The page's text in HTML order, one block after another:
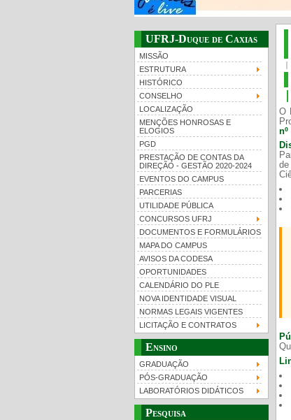
UFRJ-Duque de Caxias
MISSÃO
ESTRUTURA
HISTÓRICO
CONSELHO
LOCALIZAÇÃO
MENÇÕES HONROSAS E
ELOGIOS
PGD
PRESTAÇÃO DE CONTAS DA
DIREÇÃO - GESTÃO 2020-2024
EVENTOS DO CAMPUS
PARCERIAS
UTILIDADE PÚBLICA
CONCURSOS UFRJ
DOCUMENTOS E FORMULÁRIOS
MAPA DO CAMPUS
AVISOS DA CODESA
OPORTUNIDADES
CALENDÁRIO DO PLE
NOVA IDENTIDADE VISUAL
NORMAS LEGAIS VIGENTES
LICITAÇÃO E CONTRATOS
Ensino
GRADUAÇÃO
PÓS-GRADUAÇÃO
LABORATÓRIOS DIDÁTICOS
Pesquisa
O
nº
UFRJ 100 anos